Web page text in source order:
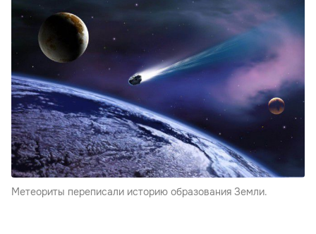
Метеориты переписали историю образования Земли.